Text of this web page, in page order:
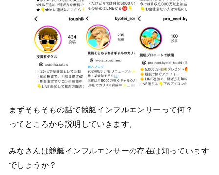
まずそもそもの話で競艇インフルエンサーって何？
ってところから説明していきます。
みなさんは競艇インフルエンサーの存在は知っています
でしょうか？